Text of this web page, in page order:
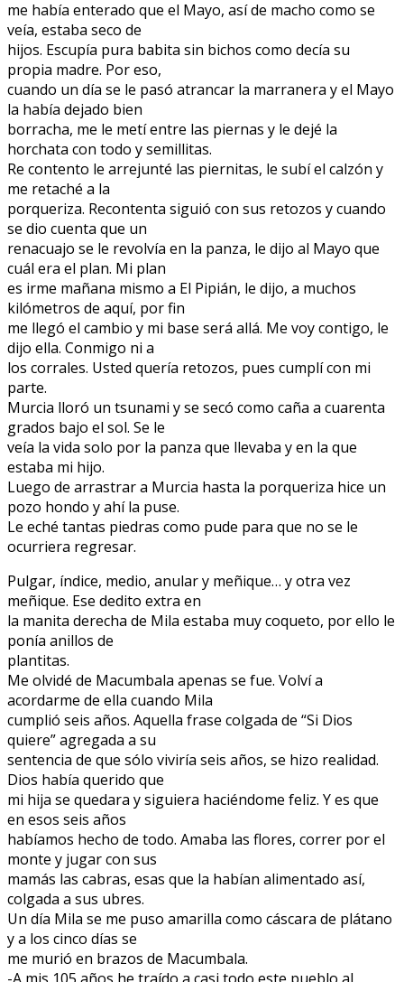
me había enterado que el Mayo, así de macho como se
veía, estaba seco de
hijos. Escupía pura babita sin bichos como decía su
propia madre. Por eso,
cuando un día se le pasó atrancar la marranera y el Mayo
la había dejado bien
borracha, me le metí entre las piernas y le dejé la
horchata con todo y semillitas.
Re contento le arrejunté las piernitas, le subí el calzón y
me retaché a la
porqueriza. Recontenta siguió con sus retozos y cuando
se dio cuenta que un
renacuajo se le revolvía en la panza, le dijo al Mayo que
cuál era el plan. Mi plan
es irme mañana mismo a El Pipián, le dijo, a muchos
kilómetros de aquí, por fin
me llegó el cambio y mi base será allá. Me voy contigo, le
dijo ella. Conmigo ni a
los corrales. Usted quería retozos, pues cumplí con mi
parte.
Murcia lloró un tsunami y se secó como caña a cuarenta
grados bajo el sol. Se le
veía la vida solo por la panza que llevaba y en la que
estaba mi hijo.
Luego de arrastrar a Murcia hasta la porqueriza hice un
pozo hondo y ahí la puse.
Le eché tantas piedras como pude para que no se le
ocurriera regresar.
Pulgar, índice, medio, anular y meñique… y otra vez
meñique. Ese dedito extra en
la manita derecha de Mila estaba muy coqueto, por ello le
ponía anillos de
plantitas.
Me olvidé de Macumbala apenas se fue. Volví a
acordarme de ella cuando Mila
cumplió seis años. Aquella frase colgada de “Si Dios
quiere” agregada a su
sentencia de que sólo viviría seis años, se hizo realidad.
Dios había querido que
mi hija se quedara y siguiera haciéndome feliz. Y es que
en esos seis años
habíamos hecho de todo. Amaba las flores, correr por el
monte y jugar con sus
mamás las cabras, esas que la habían alimentado así,
colgada a sus ubres.
Un día Mila se me puso amarilla como cáscara de plátano
y a los cinco días se
me murió en brazos de Macumbala.